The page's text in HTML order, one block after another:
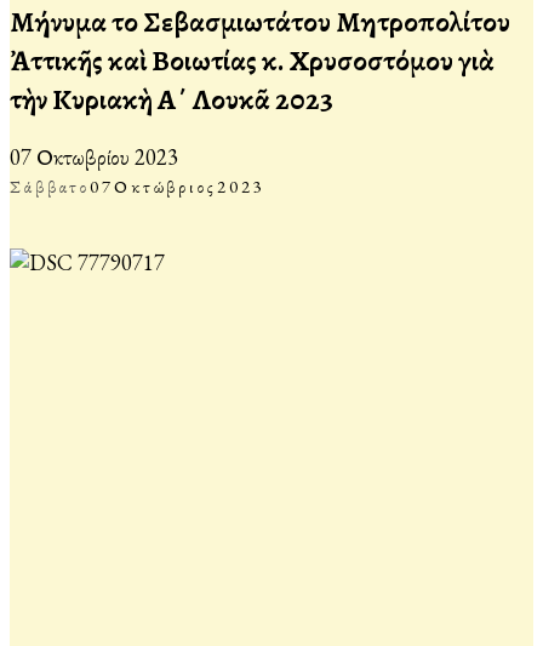
Μήνυμα τοῦ Σεβασμιωτάτου Μητροπολίτου
Ἀττικῆς καὶ Βοιωτίας κ. Χρυσοστόμου γιὰ
τὴν Κυριακὴ Α΄ Λουκᾶ 2023
07 Οκτωβρίου 2023
Σάββατο07Οκτώβριος2023